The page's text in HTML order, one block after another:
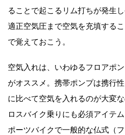
ることで起こるリム打ちが発生
適正空気圧まで空気を充填する
で覚えておこう。
空気入れは、いわゆるフロアポ
がオススメ。携帯ポンプは携行
に比べて空気を入れるのが大変
ロスバイク乗りにも必須アイテ
ポーツバイクで一般的な仏式（